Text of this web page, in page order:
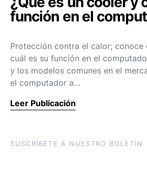
función en el
Protección contra el calor; conoce
cuál es su función en el
y los modelos comunes en el
el computador a…
Leer Publicación
SUSCRÍBETE A NUESTRO BOLETÍN